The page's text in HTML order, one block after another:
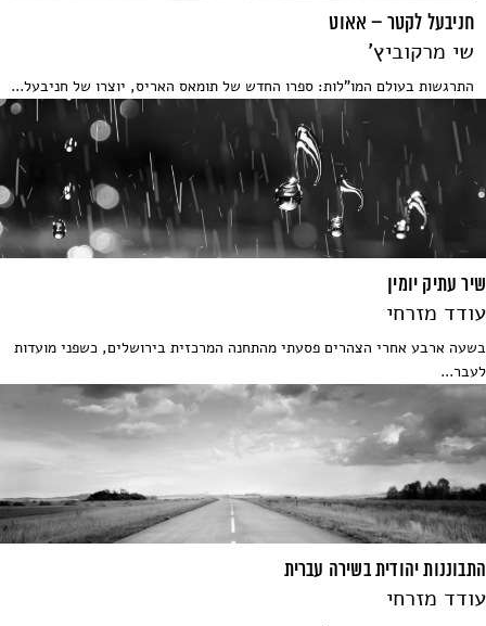
חניבעל לקטר – אאוט
שי מרקוביץ'
התרגשות בעולם המו"לות: ספרו החדש של תומאס האריס, יוצרו של חניבעל...
שיר עתיק יומין
עודד מזרחי
בשעה ארבע אחרי הצהרים פסעתי מהתחנה המרכזית בירושלים, כשפני מועדות
לעבר...
התבוננות יהודית בשירה עברית
עודד מזרחי